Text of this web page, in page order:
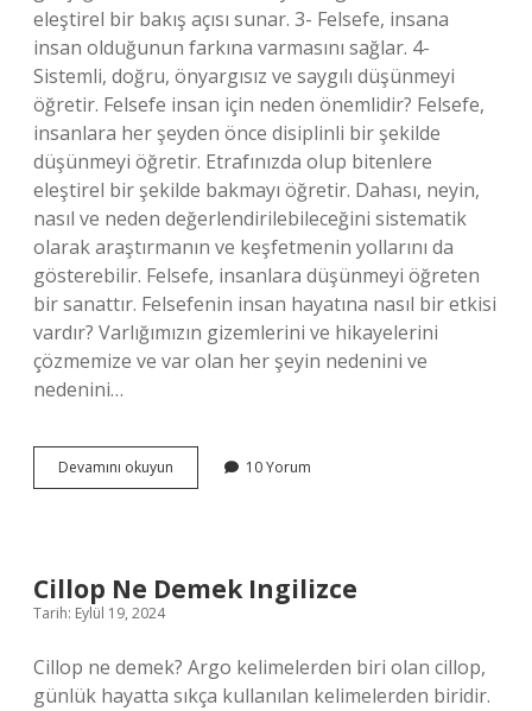
eleştirel bir bakış açısı sunar. 3- Felsefe, insana
insan olduğunun farkına varmasını sağlar. 4-
Sistemli, doğru, önyargısız ve saygılı düşünmeyi
öğretir. Felsefe insan için neden önemlidir? Felsefe,
insanlara her şeyden önce disiplinli bir şekilde
düşünmeyi öğretir. Etrafınızda olup bitenlere
eleştirel bir şekilde bakmayı öğretir. Dahası, neyin,
nasıl ve neden değerlendirilebileceğini sistematik
olarak araştırmanın ve keşfetmenin yollarını da
gösterebilir. Felsefe, insanlara düşünmeyi öğreten
bir sanattır. Felsefenin insan hayatına nasıl bir etkisi
vardır? Varlığımızın gizemlerini ve hikayelerini
çözmemize ve var olan her şeyin nedenini ve
nedenini…
Devamını okuyun
Insan
10 Yorum
Cillop Ne Demek Ingilizce
Tarih: Eylül 19, 2024
Cillop ne demek? Argo kelimelerden biri olan cillop,
günlük hayatta sıkça kullanılan kelimelerden biridir.